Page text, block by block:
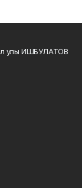
улы ИШБУЛАТОВ